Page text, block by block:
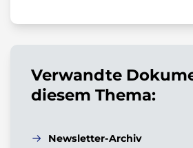
Verwandte
diesem Thema:
Newsletter-Archiv